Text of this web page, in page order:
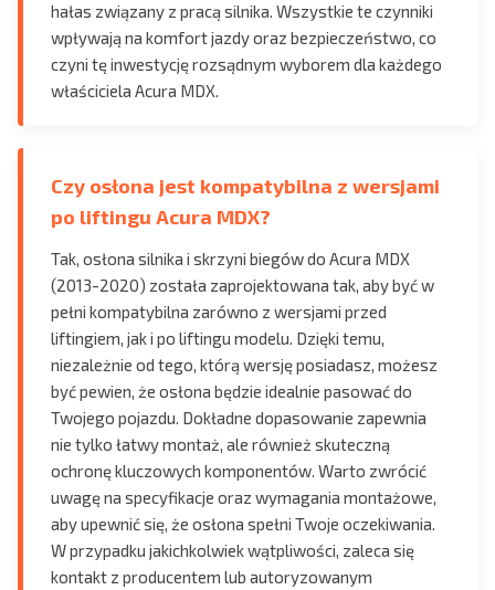
hałas związany z pracą silnika. Wszystkie te czynniki
wpływają na komfort jazdy oraz bezpieczeństwo, co
czyni tę inwestycję rozsądnym wyborem dla każdego
właściciela Acura MDX.
Czy osłona jest kompatybilna z wersjami
po liftingu Acura MDX?
Tak, osłona silnika i skrzyni biegów do Acura MDX
(2013-2020) została zaprojektowana tak, aby być w
pełni kompatybilna zarówno z wersjami przed
liftingiem, jak i po liftingu modelu. Dzięki temu,
niezależnie od tego, którą wersję posiadasz, możesz
być pewien, że osłona będzie idealnie pasować do
Twojego pojazdu. Dokładne dopasowanie zapewnia
nie tylko łatwy montaż, ale również skuteczną
ochronę kluczowych komponentów. Warto zwrócić
uwagę na specyfikacje oraz wymagania montażowe,
aby upewnić się, że osłona spełni Twoje oczekiwania.
W przypadku jakichkolwiek wątpliwości, zaleca się
kontakt z producentem lub autoryzowanym